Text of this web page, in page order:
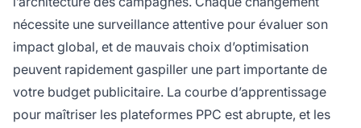
nécessite une surveillance attentive pour évaluer son
impact global, et de mauvais choix d’optimisation
peuvent rapidement gaspiller une part importante de
votre budget publicitaire. La courbe d’apprentissage
pour maîtriser les plateformes PPC est abrupte, et les